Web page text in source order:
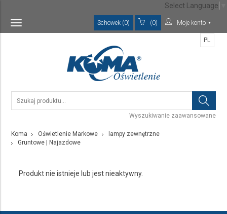
Toggle
navigation
Schowek (0) (0) Moje konto
Wyszukiwanie zaawansowane
PL
Koma Oświetlenie Markowe
lampy zewnętrzne
Gruntowe | Najazdowe
Produkt nie istnieje lub jest nieaktywny.
Select Language